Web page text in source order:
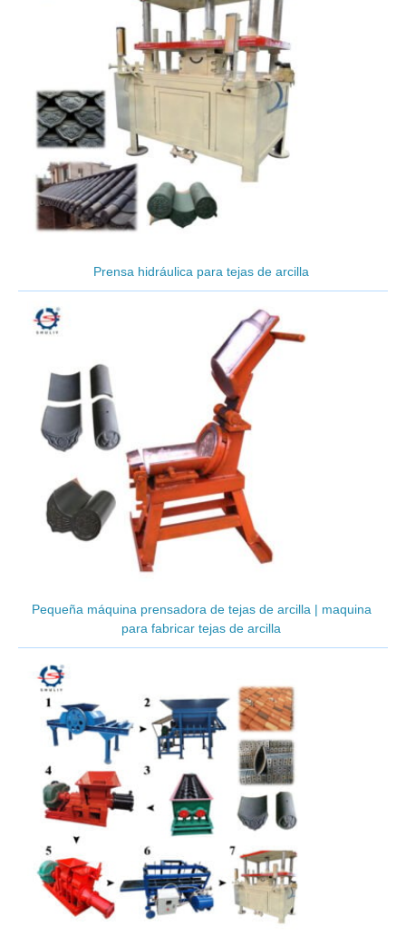
Prensa hidráulica para tejas de arcilla
Pequeña máquina prensadora de tejas de arcilla | maquina
para fabricar tejas de arcilla